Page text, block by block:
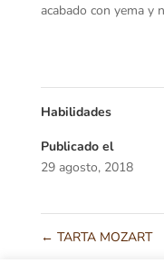
acabado con yema y
Habilidades
Publicado el
29 agosto, 2018
← TARTA MOZART